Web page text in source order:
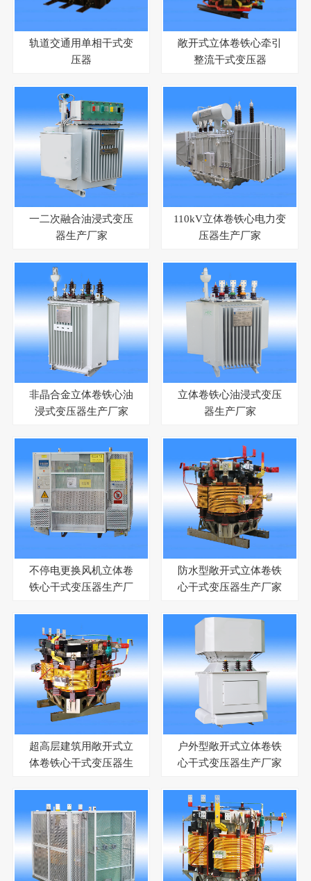
轨道交通用单相干式变
压器
敞开式立体卷铁心牵引
整流干式变压器
一二次融合油浸式变压
器生产厂家
110kV立体卷铁心电力变
压器生产厂家
非晶合金立体卷铁心油
浸式变压器生产厂家
立体卷铁心油浸式变压
器生产厂家
不停电更换风机立体卷
铁心干式变压器生产厂
防水型敞开式立体卷铁
心干式变压器生产厂家
超高层建筑用敞开式立
体卷铁心干式变压器生
户外型敞开式立体卷铁
心干式变压器生产厂家